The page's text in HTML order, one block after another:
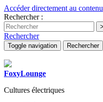
Accéder directement au contenu
Rechercher :
Rechercher
Toggle navigation Rechercher
FoxyLounge
Cultures électriques